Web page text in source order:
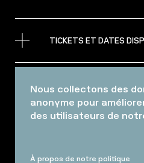
TICKETS ET DATES
L’arrivée de la nouvelle
envergure ni spécificité
Nous collectons des
anonyme pour
des utilisateurs de
À propos de notre politique